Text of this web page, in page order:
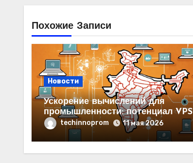
Похожие Записи
Новости
Ускорение вычислений для
промышленности: потенциал VPS
GPUtechinnoprom 11 мая 2026